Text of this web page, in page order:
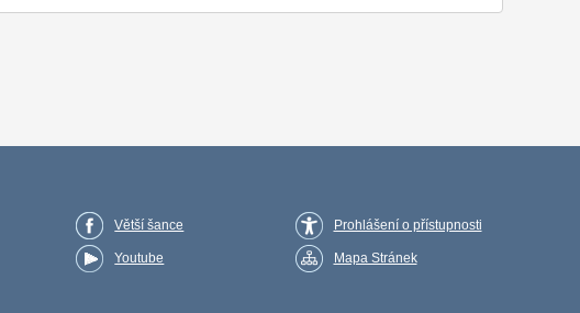
Větší šance
Youtube
Prohlášení o přístupnosti
Mapa Stránek